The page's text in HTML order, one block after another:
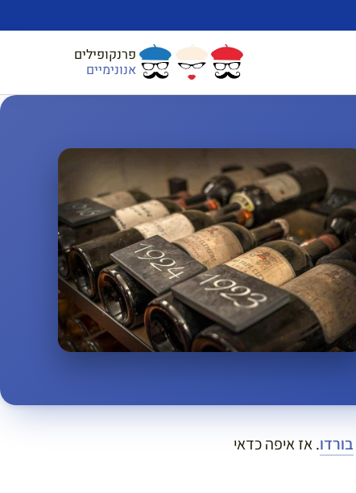
פרנקופילים
אנונימיים
בורדו. אז איפה כדאי